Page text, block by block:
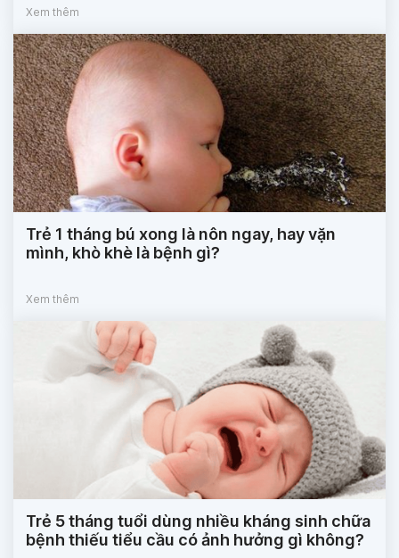
Xem thêm
Trẻ 1 tháng bú xong là nôn ngay, hay vặn
mình, khò khè là bệnh gì?
Xem thêm
Trẻ 5 tháng tuổi dùng nhiều kháng sinh chữa
bệnh thiếu tiểu cầu có ảnh hưởng gì không?